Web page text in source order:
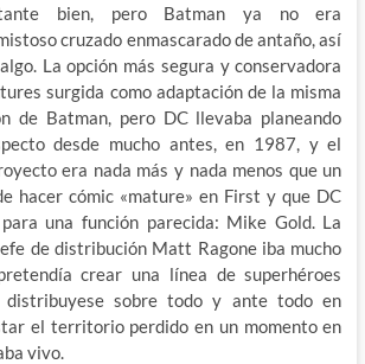
bien,
pero Batman ya no era
cruzado enmascarado de antaño, así
La opción más segura y conservadora
surgida como adaptación de la misma
de Batman, pero DC llevaba planeando
desde mucho antes, en 1987, y el
era nada más y nada menos que un
hacer cómic «mature» en First y que DC
una función parecida: Mike Gold. La
de distribución Matt Ragone iba mucho
crear una línea de superhéroes
distribuyese sobre todo y ante todo en
el territorio perdido en un momento en
vivo.